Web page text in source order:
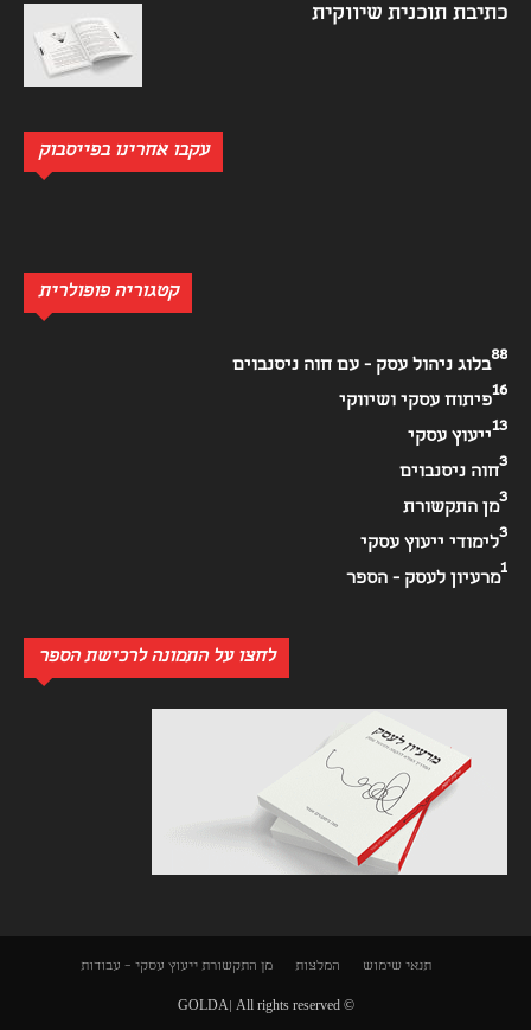
כתיבת תוכנית שיווקית
עקבו אחרינו בפייסבוק
קטגוריה פופולרית
בלוג ניהול עסק - עם חוה ניסנבוים
88
פיתוח עסקי ושיווקי
16
ייעוץ עסקי
13
חוה ניסנבוים
3
מן התקשורת
3
לימודי ייעוץ עסקי
3
מרעיון לעסק - הספר
1
לחצו על התמונה לרכישת הספר
תנאי שימוש המלצות מן התקשורת ייעוץ עסקי – עבודות
© GOLDA| All rights reserved